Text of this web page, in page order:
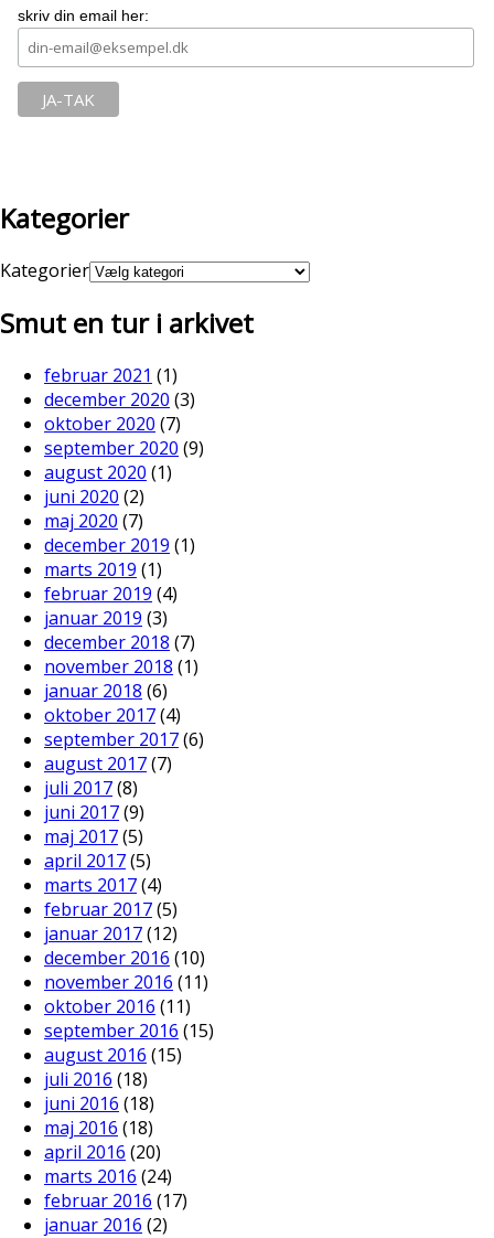
skriv din email her:
Kategorier
Kategorier
Smut en tur i arkivet
februar 2021 (1)
december 2020 (3)
oktober 2020 (7)
september 2020 (9)
august 2020 (1)
juni 2020 (2)
maj 2020 (7)
december 2019 (1)
marts 2019 (1)
februar 2019 (4)
januar 2019 (3)
december 2018 (7)
november 2018 (1)
januar 2018 (6)
oktober 2017(4)
september 2017(6)
august 2017(7)
juli 2017(8)
juni 2017(9)
maj 2017(5)
april 2017(5)
marts 2017(4)
februar 2017(5)
januar 2017(12)
december 2016 (10)
november 2016 (11)
oktober 2016 (11)
september 2016 (15)
august 2016 (15)
juli 2016 (18)
juni 2016 (18)
maj 2016 (18)
april 2016 (20)
marts 2016 (24)
februar 2016 (17)
januar 2016 (2)